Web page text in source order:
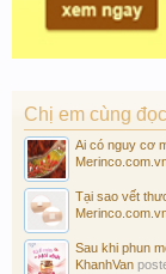
Chị em cùng
Ai có nguy cơ
Tại sao vết
Sau khi phun
KhanhVan